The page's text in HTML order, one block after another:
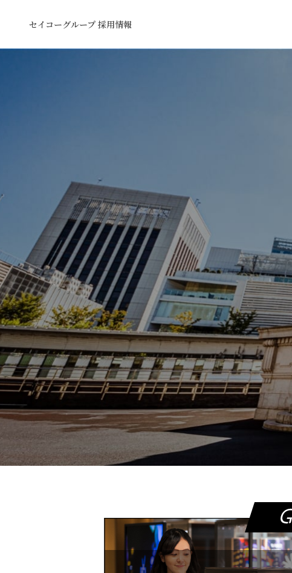
セイコーグループ 採用情報